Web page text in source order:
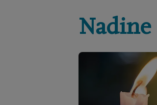
Nadine